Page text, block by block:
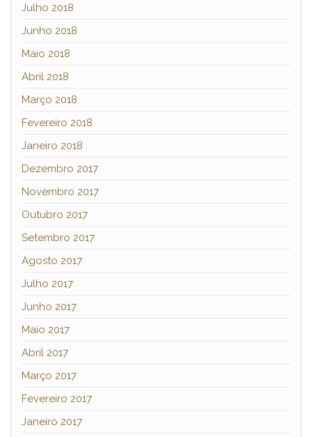
Julho 2018
Junho 2018
Maio 2018
Abril 2018
Março 2018
Fevereiro 2018
Janeiro 2018
Dezembro 2017
Novembro 2017
Outubro 2017
Setembro 2017
Agosto 2017
Julho 2017
Junho 2017
Maio 2017
Abril 2017
Março 2017
Fevereiro 2017
Janeiro 2017